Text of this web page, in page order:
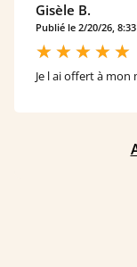
Gisèle B.
Publié le 2/20/26,
Je l ai offert à mon